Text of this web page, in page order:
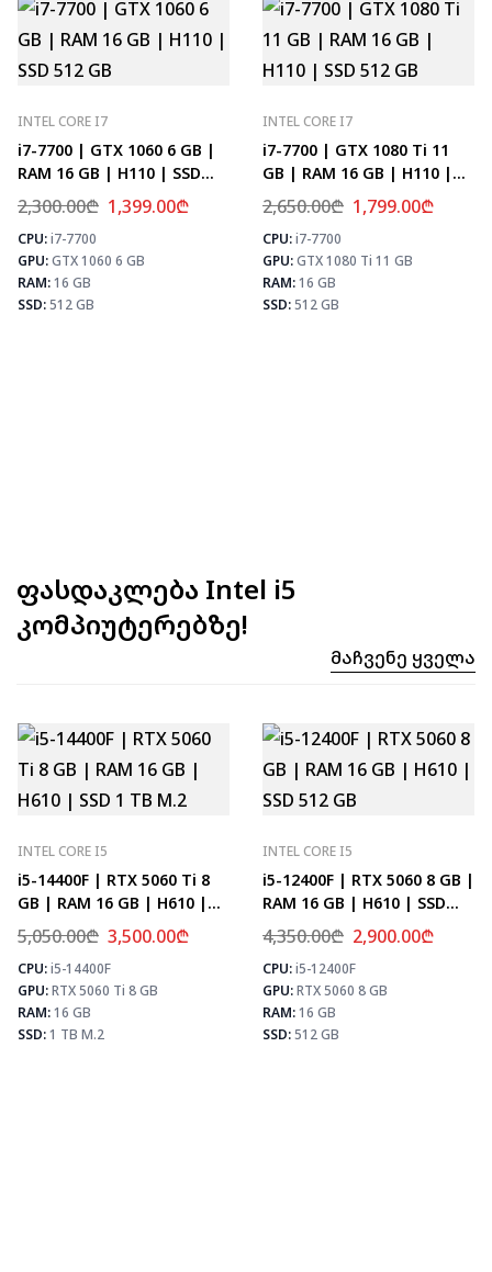
INTEL CORE I7
i7-7700 | GTX 1060 6 GB |
RAM 16 GB | H110 | SSD
512 GB
2,300.00₾ 1,399.00₾
CPU:i7-7700
GPU:GTX 1060 6 GB
RAM:16 GB
SSD:512 GB
⚡ MAX FPS
CS2
133
PUBG
78
Fortnite
92
INTEL CORE I7
i7-7700 | GTX 1080 Ti 11
GB | RAM 16 GB | H110 |
SSD 512 GB
2,650.00₾ 1,799.00₾
CPU:i7-7700
GPU:GTX 1080 Ti 11 GB
RAM:16 GB
SSD:512 GB
ფასდაკლება Intel i5
კომპიუტერებზე!
Მაჩვენე Ყველა
INTEL CORE I5
i5-14400F | RTX 5060 Ti 8
GB | RAM 16 GB | H610 |
SSD 1 TB M.2
5,050.00₾ 3,500.00₾
CPU:i5-14400F
GPU:RTX 5060 Ti 8 GB
RAM:16 GB
SSD:1 TB M.2
⚡ MAX FPS
CS2
278
PUBG
171
Fortnite
202
INTEL CORE I5
i5-12400F | RTX 5060 8 GB |
RAM 16 GB | H610 | SSD
512 GB
4,350.00₾ 2,900.00₾
CPU:i5-12400F
GPU:RTX 5060 8 GB
RAM:16 GB
SSD:512 GB